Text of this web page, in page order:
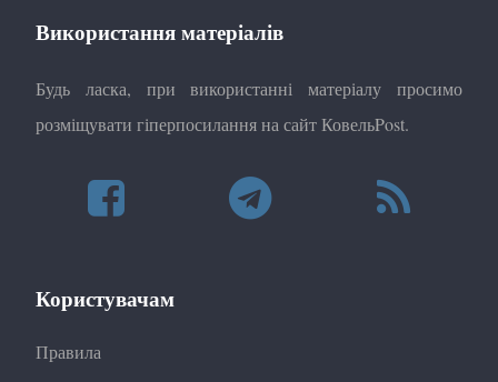
Використання матеріалів
Будь ласка, при використанні матеріалу просимо
розміщувати гіперпосилання на сайт КовельPost.
Користувачам
Правила